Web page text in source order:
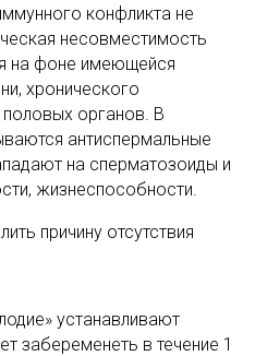
конфликта не
несовместимость
на фоне имеющейся
хронического
органов. В
антиспермальные
на сперматозоиды и
жизнеспособности.
причину отсутствия
устанавливают
забеременеть в течение 1